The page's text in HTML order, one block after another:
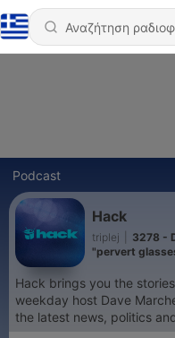
Podcast
Hack
triplej
3278 -
"pervert
Hack brings you the
weekday host Dave
the latest news, politics